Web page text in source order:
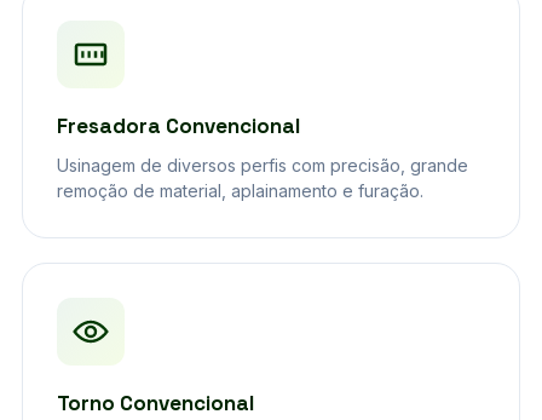
Fresadora Convencional
Usinagem de diversos perfis com precisão, grande
remoção de material, aplainamento e furação.
Torno Convencional